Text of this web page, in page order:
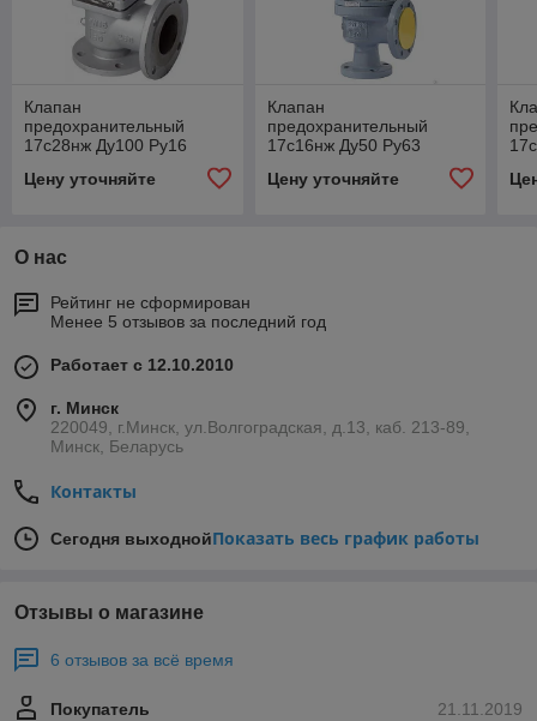
Клапан
предохранительный
17с28нж Ду100 Ру16
Цену уточняйте
Клапан
предохранительный
17с16нж Ду50 Ру63
Цену уточняйте
О нас
Рейтинг не сформирован
Менее 5 отзывов за последний год
Работает с 12.10.2010
г. Минск
220049, г.Минск, ул.Волгоградская, д.13, каб. 213-89,
Минск, Беларусь
Контакты
Сегодня выходнойПоказать весь график работы
Отзывы о магазине
6 отзывов за всё время
21.11.2019
Покупатель